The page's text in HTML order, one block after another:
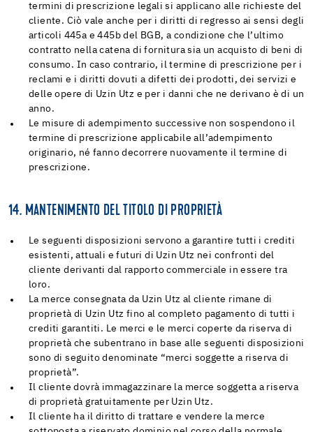
termini di prescrizione legali si applicano alle richieste del
cliente. Ciò vale anche per i diritti di regresso ai sensi degli
articoli 445a e 445b del BGB, a condizione che l’ultimo
contratto nella catena di fornitura sia un acquisto di beni di
consumo. In caso contrario, il termine di prescrizione per i
reclami e i diritti dovuti a difetti dei prodotti, dei servizi e
delle opere di Uzin Utz e per i danni che ne derivano è di un
anno.
Le misure di adempimento successive non sospendono il
termine di prescrizione applicabile all’adempimento
originario, né fanno decorrere nuovamente il termine di
prescrizione.
14. MANTENIMENTO DEL TITOLO DI PROPRIETÀ
Le seguenti disposizioni servono a garantire tutti i crediti
esistenti, attuali e futuri di Uzin Utz nei confronti del
cliente derivanti dal rapporto commerciale in essere tra
loro.
La merce consegnata da Uzin Utz al cliente rimane di
proprietà di Uzin Utz fino al completo pagamento di tutti i
crediti garantiti. Le merci e le merci coperte da riserva di
proprietà che subentrano in base alle seguenti disposizioni
sono di seguito denominate “merci soggette a riserva di
proprietà”.
Il cliente dovrà immagazzinare la merce soggetta a riserva
di proprietà gratuitamente per Uzin Utz.
Il cliente ha il diritto di trattare e vendere la merce